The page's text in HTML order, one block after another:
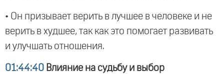
• Он призывает верить в лучшее в человеке и не
верить в худшее, так как это помогает развивать
и улучшать отношения.
01:44:40 Влияние на судьбу и выбор